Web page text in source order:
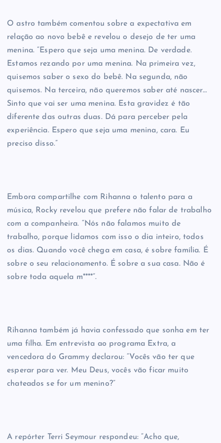
O astro também comentou sobre a expectativa em
relação ao novo bebê e revelou o desejo de ter uma
menina. “Espero que seja uma menina. De verdade.
Estamos rezando por uma menina. Na primeira vez,
quisemos saber o sexo do bebê. Na segunda, não
quisemos. Na terceira, não queremos saber até nascer…
Sinto que vai ser uma menina. Esta gravidez é tão
diferente das outras duas. Dá para perceber pela
experiência. Espero que seja uma menina, cara. Eu
preciso disso.”
Embora compartilhe com Rihanna o talento para a
música, Rocky revelou que prefere não falar de trabalho
com a companheira. “Nós não falamos muito de
trabalho, porque lidamos com isso o dia inteiro, todos
os dias. Quando você chega em casa, é sobre família. É
sobre o seu relacionamento. É sobre a sua casa. Não é
sobre toda aquela m****”.
Rihanna também já havia confessado que sonha em ter
uma filha. Em entrevista ao programa Extra, a
vencedora do Grammy declarou: “Vocês vão ter que
esperar para ver. Meu Deus, vocês vão ficar muito
chateados se for um menino?”
A repórter Terri Seymour respondeu: “Acho que,